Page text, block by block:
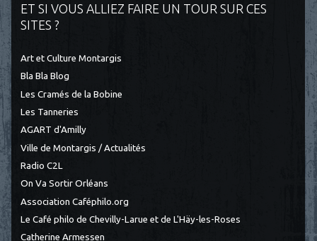
ET SI VOUS ALLIEZ FAIRE UN TOUR SUR CES
SITES ?
Art et Culture Montargis
Bla Bla Blog
Les Cramés de la Bobine
Les Tanneries
AGART d'Amilly
Ville de Montargis / Actualités
Radio C2L
On Va Sortir Orléans
Association Caféphilo.org
Le Café philo de Chevilly-Larue et de L'Häy-les-Roses
Catherine Armessen